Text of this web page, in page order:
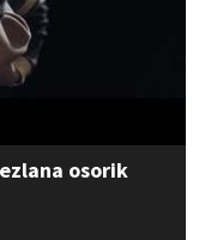
osorik